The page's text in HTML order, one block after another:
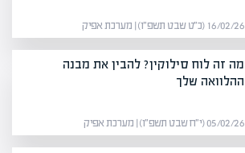
16/02/26 (כ״ט שבט תשפ״ו) | מערכת אפיק
מה זה לוח סילוקין? להבין את מבנה
ההלוואה שלך
05/02/26 (י״ח שבט תשפ״ו) | מערכת אפיק